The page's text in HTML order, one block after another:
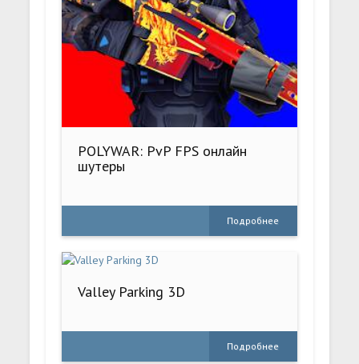
POLYWAR: PvP FPS онлайн
шутеры
Подробнее
Valley Parking 3D
Подробнее